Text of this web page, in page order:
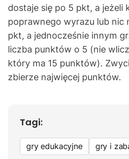
dostaje się po 5 pkt, a jeżeli
poprawnego wyrazu lub nic
pkt, a jednocześnie innym
liczba punktów o 5 (nie
który ma 15 punktów).
zbierze najwięcej punktów.
Tagi:
gry edukacyjne gry i